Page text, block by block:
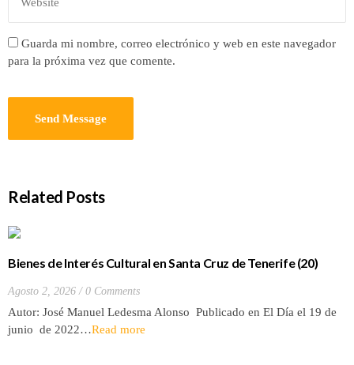
Guarda mi nombre, correo electrónico y web en este navegador
para la próxima vez que comente.
Related Posts
Bienes de Interés Cultural en Santa Cruz de Tenerife (20)
Agosto 2, 2026 0 Comments
Autor: José Manuel Ledesma Alonso Publicado en El Día el 19 de
junio de 2022…Read more